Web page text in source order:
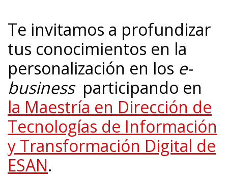
Te invitamos a profundizar
tus conocimientos en la
personalización en los e-
business participando en
la Maestría en Dirección de
Tecnologías de Información
y Transformación Digital de
ESAN.